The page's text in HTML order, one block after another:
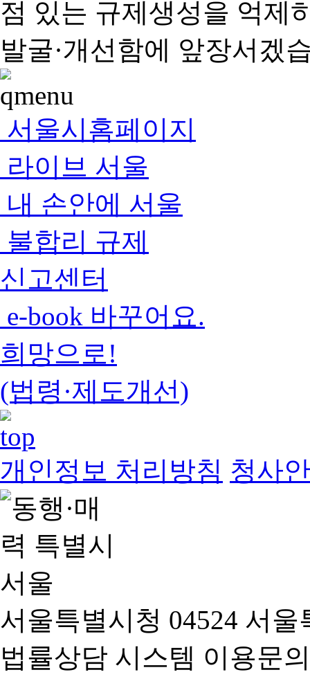
점 있는 규제생성을 억제
발굴·개선함에 앞장서겠
서울시홈페이지
라이브 서울
내 손안에 서울
불합리 규제
신고센터
e-book 바꾸어요.
희망으로!
(법령·제도개선)
개인정보 처리방침 청사
서울특별시청 04524 서
법률상담 시스템 이용문